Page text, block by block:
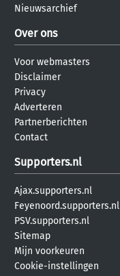
Nieuwsarchief
Over ons
Voor webmasters
Disclaimer
Privacy
Adverteren
Partnerberichten
Contact
Supporters.nl
Ajax.supporters.nl
Feyenoord.supporters.nl
PSV.supporters.nl
Sitemap
Mijn voorkeuren
Cookie-instellingen